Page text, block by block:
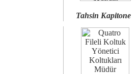
Tahsin Kapitone